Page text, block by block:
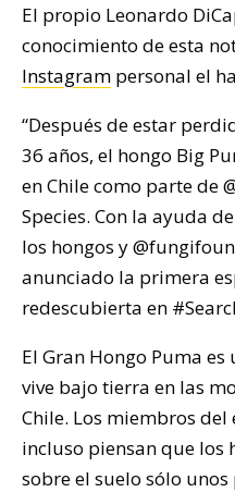
El propio Leonardo
conocimiento de esta
Instagram personal el
“Después de estar
36 años, el hongo Big
en Chile como parte de
Species. Con la ayuda
los hongos y
anunciado la primera
redescubierta en
El Gran Hongo Puma
vive bajo tierra en las
Chile. Los miembros
incluso piensan que los
sobre el suelo sólo